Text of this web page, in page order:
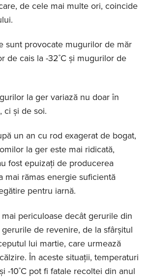
de cele mai multe ori, coincide
sunt provocate mugurilor de măr
de cais la -32˚C și mugurilor de
la ger variază nu doar în
ci și de soi.
un an cu rod exagerat de bogat,
la ger este mai ridicată,
fost epuizați de producerea
mai rămas energie suficientă
pentru iarnă.
periculoase decât gerurile din
de revenire, de la sfârșitul
lui martie, care urmează
În aceste situații, temperaturi
-10˚C pot fi fatale recoltei din anul